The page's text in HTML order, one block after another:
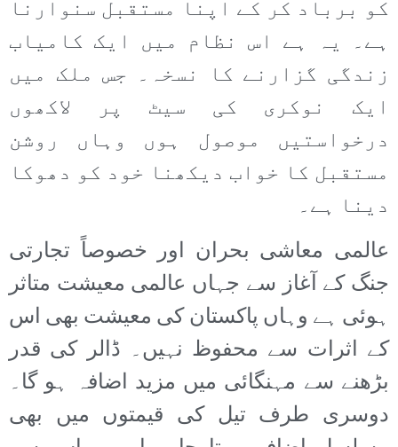
کو برباد کر کے اپنا مستقبل سنوارنا
ہے۔ یہ ہے اس نظام میں ایک کامیاب
زندگی گزارنے کا نسخہ۔ جس ملک میں
ایک نوکری کی سیٹ پر لاکھوں
درخواستیں موصول ہوں وہاں روشن
مستقبل کا خواب دیکھنا خود کو دھوکا
دینا ہے۔
عالمی معاشی بحران اور خصوصاً تجارتی
جنگ کے آغاز سے جہاں عالمی معیشت متاثر
ہوئی ہے وہاں پاکستان کی معیشت بھی اس
کے اثرات سے محفوظ نہیں۔ ڈالر کی قدر
بڑھنے سے مہنگائی میں مزید اضافہ ہو گا۔
دوسری طرف تیل کی قیمتوں میں بھی